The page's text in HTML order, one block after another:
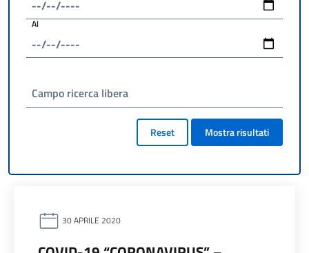
Al
Campo ricerca libera
Reset Mostra risultati
30 APRILE 2020